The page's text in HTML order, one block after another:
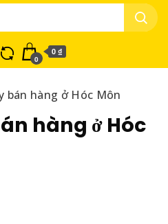
0
0 ₫
bán hàng ở Hóc Môn
hàng ở Hóc